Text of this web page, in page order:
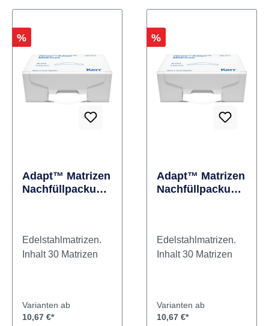
Rabatt
%
Adapt™ Matrizen
Nachfüllpackung
Edelstahlmatrizen.
Inhalt 30 Matrizen
Varianten ab
10,67 €*
Rabatt
%
Adapt™ Matrizen
Nachfüllpackung
Edelstahlmatrizen.
Inhalt 30 Matrizen
Varianten ab
10,67 €*